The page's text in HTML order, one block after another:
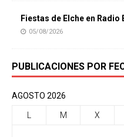
Fiestas de Elche en Radio
05/08/2026
PUBLICACIONES POR
AGOSTO 2026
M X